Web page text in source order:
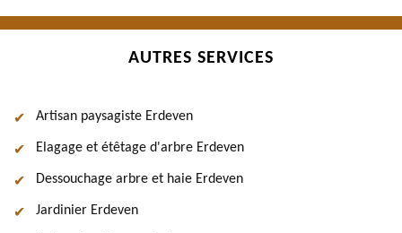
AUTRES SERVICES
Artisan paysagiste Erdeven
Elagage et étêtage d'arbre Erdeven
Dessouchage arbre et haie Erdeven
Jardinier Erdeven